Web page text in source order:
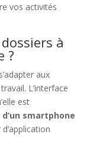
vos activités
à
?
aux
L’interface
est
smartphone